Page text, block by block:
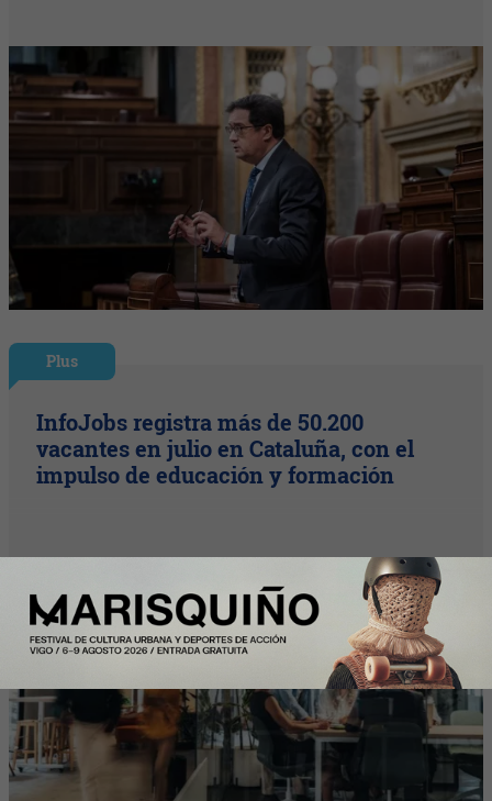
Plus
InfoJobs registra más de 50.200
vacantes en julio en Cataluña, con el
impulso de educación y formación